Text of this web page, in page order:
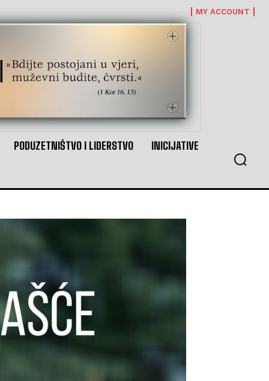
MY ACCOUNT
PODUZETNIŠTVO I LIDERSTVO INICIJATIVE